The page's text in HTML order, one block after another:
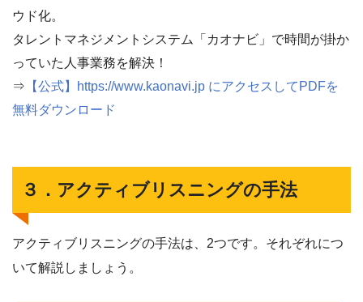
ウド化。
タレントマネジメントシステム「カオナビ」で時間が掛か
っていた人事業務を解決！
⇒ 【公式】https://www.kaonavi.jp にアクセスしてPDFを
無料ダウンロード
３．アクティブリスニングの手法
アクティブリスニングの手法は、2つです。それぞれにつ
いて解説しましょう。